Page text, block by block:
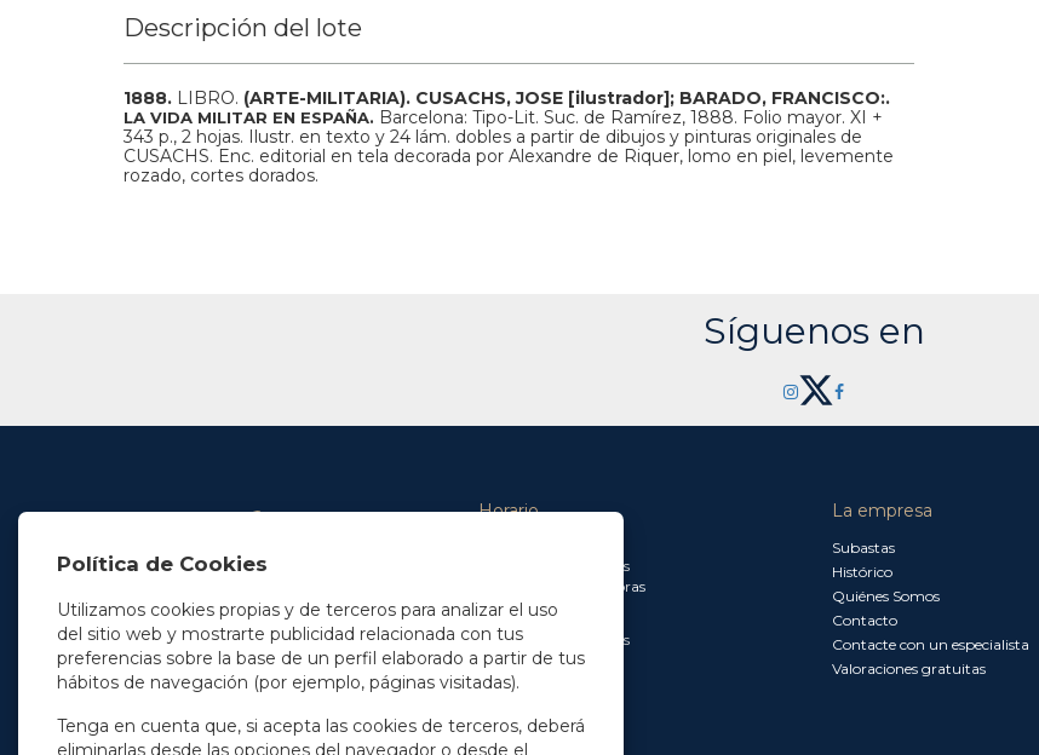
Descripción del lote
1888. LIBRO. (ARTE-MILITARIA). CUSACHS, JOSE [ilustrador]; BARADO, FRANCISCO:.
LA VIDA MILITAR EN ESPAÑA. Barcelona: Tipo-Lit. Suc. de Ramírez, 1888. Folio mayor. XI +
343 p., 2 hojas. Ilustr. en texto y 24 lám. dobles a partir de dibujos y pinturas originales de
CUSACHS. Enc. editorial en tela decorada por Alexandre de Riquer, lomo en piel, levemente
rozado, cortes dorados.
Síguenos en
En Madrid
info@soleryllach.com
En Barcelona
Beethoven 13
+34 93 201 87 33
info@soleryllach.com
Horario
De 9.00 a 13.30 horas
y de 14.30 a 18.00 horas
Viernes:
De 8.30 a 15.00 horas
La empresa
Subastas
Histórico
Quiénes Somos
Contacto
Contacte con un especialista
Valoraciones gratuitas
Política de Cookies
Utilizamos cookies propias y de terceros para analizar el uso
del sitio web y mostrarte publicidad relacionada con tus
preferencias sobre la base de un perfil elaborado a partir de tus
hábitos de navegación (por ejemplo, páginas visitadas).
Tenga en cuenta que, si acepta las cookies de terceros, deberá
eliminarlas desde las opciones del navegador o desde el